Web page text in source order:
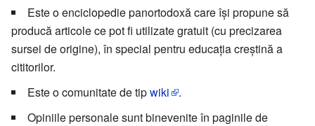
Este o enciclopedie panortodoxă care își propune să
producă articole ce pot fi utilizate gratuit (cu precizarea
sursei de origine), în special pentru educația creștină a
cititorilor.
Este o comunitate de tipwiki
.
Opiniile personale sunt binevenite în paginile de